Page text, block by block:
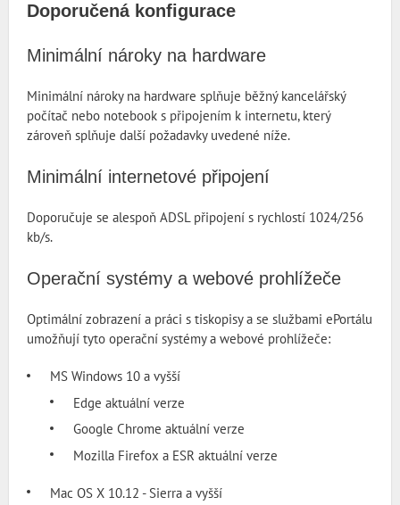
Doporučená konfigurace
Minimální nároky na hardware
Minimální nároky na hardware splňuje běžný kancelářský
počítač nebo notebook s připojením k internetu, který
zároveň splňuje další požadavky uvedené níže.
Minimální internetové připojení
Doporučuje se alespoň ADSL připojení s rychlostí 1024/256
kb/s.
Operační systémy a webové prohlížeče
Optimální zobrazení a práci s tiskopisy a se službami ePortálu
umožňují tyto operační systémy a webové prohlížeče:
MS Windows 10 a vyšší
Edge aktuální verze
Google Chrome aktuální verze
Mozilla Firefox a ESR aktuální verze
Mac OS X 10.12 - Sierra a vyšší